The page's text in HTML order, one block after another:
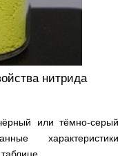
нитрида
или тёмно-серый
характеристики